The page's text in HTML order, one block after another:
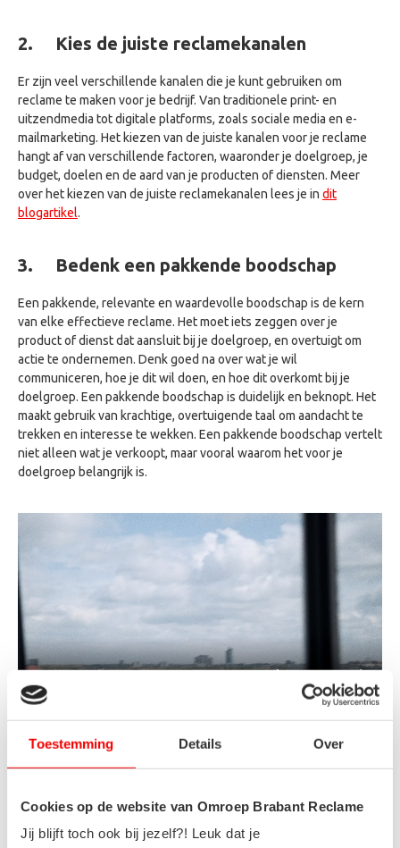
Toestemming Details Over
Cookies op de website van Omroep Brabant Reclame
Jij blijft toch ook bij jezelf?! Leuk dat je
2. Kies de juiste reclamekanalen
Er zijn veel verschillende kanalen die je kunt gebruiken om
reclame te maken voor je bedrijf. Van traditionele print- en
uitzendmedia tot digitale platforms, zoals sociale media en e-
mailmarketing. Het kiezen van de juiste kanalen voor je reclame
hangt af van verschillende factoren, waaronder je doelgroep, je
budget, doelen en de aard van je producten of diensten. Meer
over het kiezen van de juiste reclamekanalen lees je in dit
blogartikel.
3. Bedenk een pakkende boodschap
Een pakkende, relevante en waardevolle boodschap is de kern
van elke effectieve reclame. Het moet iets zeggen over je
product of dienst dat aansluit bij je doelgroep, en overtuigt om
actie te ondernemen. Denk goed na over wat je wil
communiceren, hoe je dit wil doen, en hoe dit overkomt bij je
doelgroep. Een pakkende boodschap is duidelijk en beknopt. Het
maakt gebruik van krachtige, overtuigende taal om aandacht te
trekken en interesse te wekken. Een pakkende boodschap vertelt
niet alleen wat je verkoopt, maar vooral waarom het voor je
doelgroep belangrijk is.
Consistentie in je reclame bouwt vertrouwen en herkenbaarheid
op. Zorg ervoor dat je boodschap, visuele elementen en
merkidentiteit consistent zijn over alle kanalen en media. Dit